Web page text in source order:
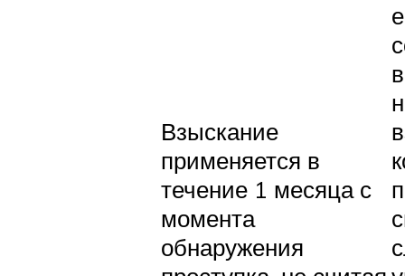
Взыскание
применяется в
течение 1 месяца с
момента
обнаружения